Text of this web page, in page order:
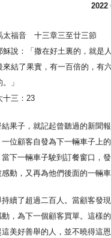
2022
太福音 十三章三至廿三節
穌說：「撒在好土裏的，就是
來結了果實，有一百倍的，有
。」
十三：23
果子，就記起曾聽過的新聞
位顧客自發為下一輛車子上
下一輛車子駛到訂餐窗口，
動，又再為他們後面的一輛
續了超過二百人。當顧客發
，為下一個顧客買單。這樣
美好善舉的人，並不曉得這